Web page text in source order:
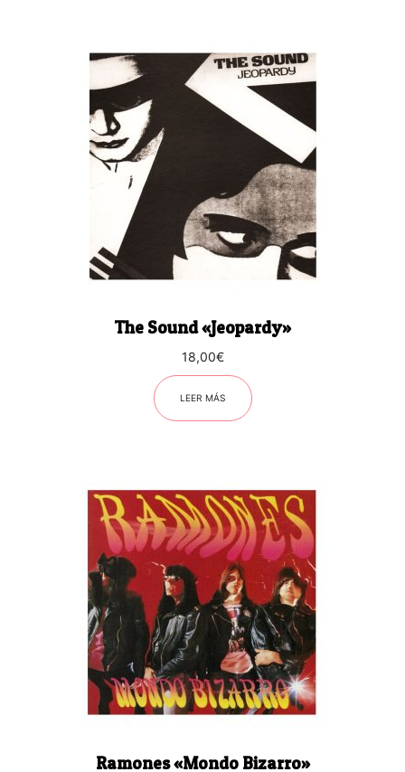
The Sound «Jeopardy»
18,00€
LEER MÁS
Ramones «Mondo Bizarro»